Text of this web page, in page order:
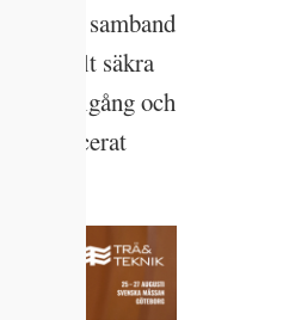
kan se samband
inte helt säkra
ljustillgång och
komplicerat